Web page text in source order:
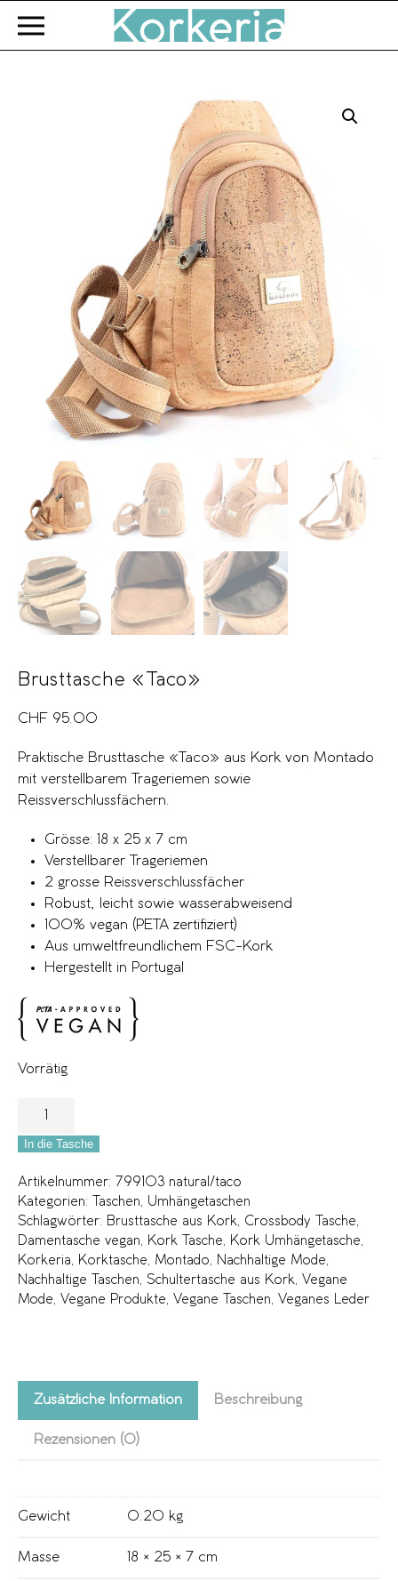
Zum Hauptinhalt springen
Brusttasche «Taco»
CHF 95.00
Praktische Brusttasche «Taco» aus Kork von Montado
mit verstellbarem Trageriemen sowie
Reissverschlussfächern.
Grösse: 18 x 25 x 7 cm
Verstellbarer Trageriemen
2 grosse Reissverschlussfächer
Robust, leicht sowie wasserabweisend
100% vegan (PETA zertifiziert)
Aus umweltfreundlichem FSC-Kork
Hergestellt in Portugal
Vorrätig
In die Tasche
Artikelnummer: 799103 natural/taco
Kategorien:
Taschen, Umhängetaschen
Schlagwörter: Brusttasche aus Kork, Crossbody Tasche,
Damentasche vegan, Kork Tasche, Kork Umhängetasche,
Korkeria, Korktasche, Montado, Nachhaltige Mode,
Nachhaltige Taschen, Schultertasche aus Kork, Vegane
Mode, Vegane Produkte, Vegane Taschen, Veganes Leder
Zusätzliche Information Beschreibung
Rezensionen (0)
Gewicht 0.20 kg
Masse 18 × 25 × 7 cm